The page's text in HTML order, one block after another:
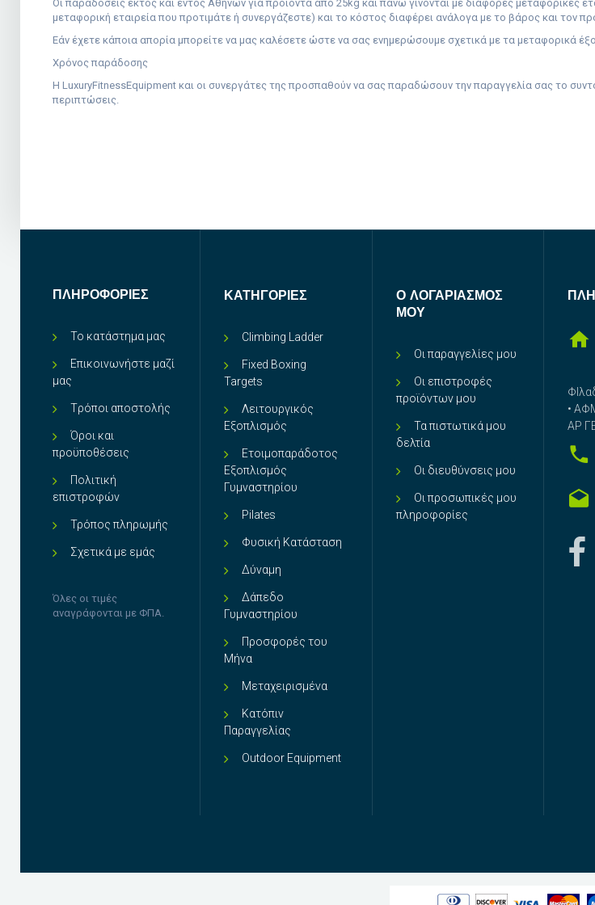
Οι παραδόσεις εκτός και εντός Αθηνών για προιόντα από 25kg και πάνω γίνονται με διάφορες μεταφορικές
μεταφορική εταιρεία που προτιμάτε ή συνεργάζεστε) και το κόστος διαφέρει ανάλογα με το βάρος και τον
Εάν έχετε κάποια απορία μπορείτε να μας καλέσετε ώστε να σας ενημερώσουμε σχετικά με τα μεταφορικά
Χρόνος παράδοσης
Η LuxuryFitnessEquipment και οι συνεργάτες της προσπαθούν να σας παραδώσουν την παραγγελία σας το
περιπτώσεις.
ΠΛΗΡΟΦΟΡΊΕΣ
Το κατάστημα μας
Επικοινωνήστε μαζί
μας
Tρόποι αποστολής
Όροι και
προϋποθέσεις
Πολιτική
επιστροφών
Τρόπος πληρωμής
Σχετικά με εμάς
Όλες οι τιμές
αναγράφονται με ΦΠΑ.
ΚΑΤΗΓΟΡΊΕΣ
Climbing Ladder
Fixed Boxing
Targets
Λειτουργικός
Εξοπλισμός
Ετοιμοπαράδοτος
Εξοπλισμός
Γυμναστηρίου
Pilates
Φυσική Κατάσταση
Δύναμη
Δάπεδο
Γυμναστηρίου
Προσφορές του
Μήνα
Μεταχειρισμένα
Κατόπιν
Παραγγελίας
Outdoor Equipment
Ο ΛΟΓΑΡΙΑΣΜΌΣ
ΜΟΥ
Οι παραγγελίες μου
Οι επιστροφές
προϊόντων μου
Τα πιστωτικά μου
δελτία
Οι διευθύνσεις μου
Οι προσωπικές μου
πληροφορίες
•
ΑΡ